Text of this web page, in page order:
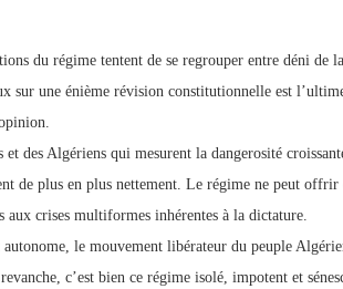
du régime tentent de se regrouper entre déni de la
sur une énième révision constitutionnelle est
des Algériens qui mesurent la dangerosité
de plus en plus nettement. Le régime ne peut offrir
aux crises multiformes inhérentes à la dictature.
le mouvement libérateur du peuple
c’est bien ce régime isolé, impotent et